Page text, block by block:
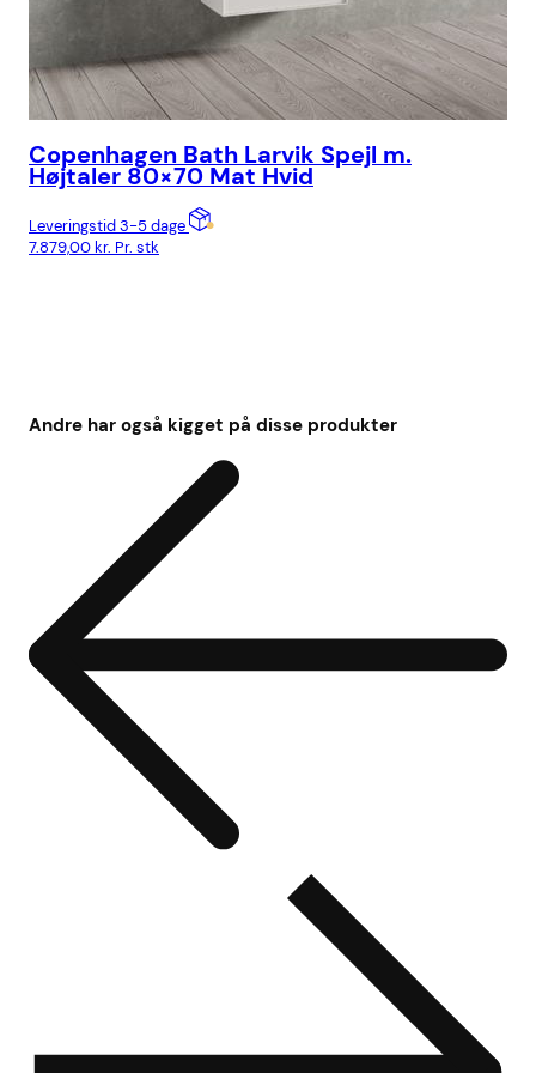
Copenhagen Bath Larvik Spejl m.
Højtaler 80×70 Mat Hvid
Leveringstid 3-5 dage
7.879,00kr. Pr. stk
Andre har også kigget på disse produkter